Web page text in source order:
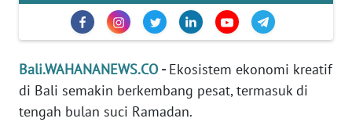
Bali.WAHANANEWS.CO -Ekosistem ekonomi kreatif
di Bali semakin berkembang pesat, termasuk di
tengah bulan suci Ramadan.
PEDOMAN
MEDIA
REDAKSI